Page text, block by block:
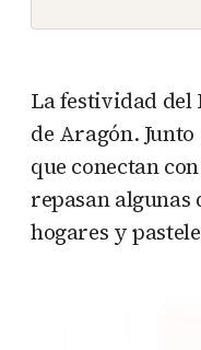
La festividad del
de Aragón.
que conectan
repasan algunas
hogares y